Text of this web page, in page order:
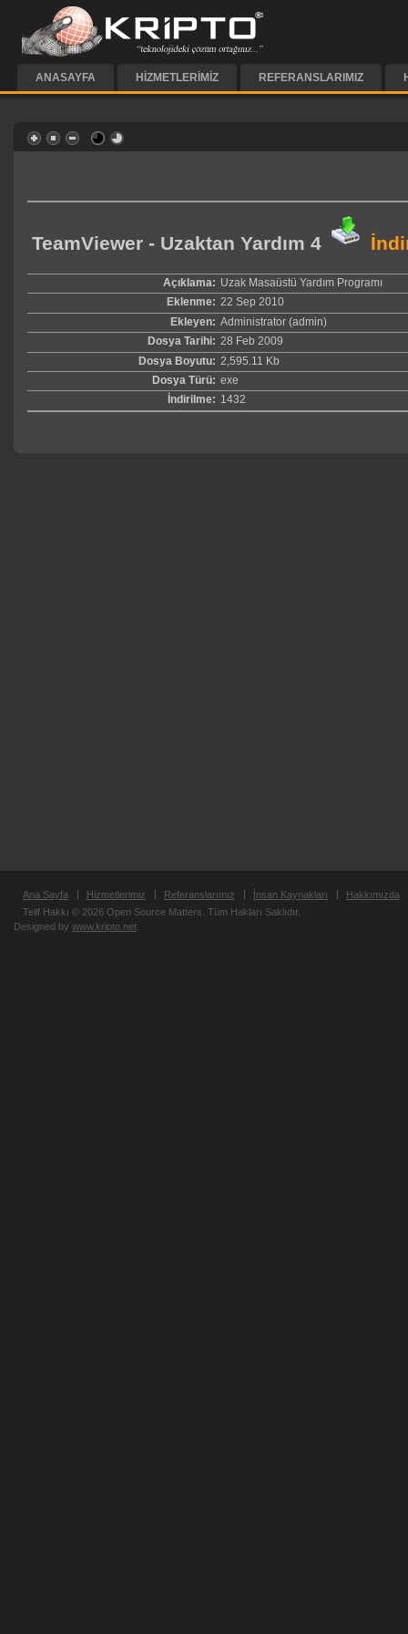
ANASAYFA HIZMETLERIMIZ REFERANSLARIMIZ
TeamViewer - Uzaktan Yardım 4
Açıklama: Uzak Masaüstü Yardım Programı
Eklenme: 22 Sep 2010
Ekleyen: Administrator (admin)
Dosya Tarihi: 28 Feb 2009
Dosya Boyutu: 2,595.11 Kb
Dosya Türü: exe
İndirilme: 1432
Ana Sayfa Hizmetlerimiz Referanslarımız İnsan Kaynakları
Hakkımızda
Telif Hakkı © 2026 Open Source Matters. Tüm Hakları Saklıdır.
Designed by www.kripto.net